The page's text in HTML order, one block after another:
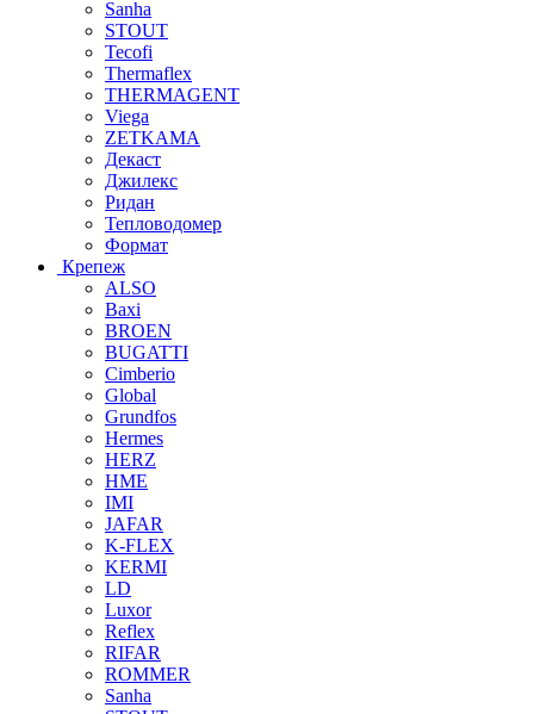
Sanha
STOUT
Tecofi
Thermaflex
THERMAGENT
Viega
ZETKAMA
Декаст
Джилекс
Ридан
Тепловодомер
Формат
Крепеж
ALSO
Baxi
BROEN
BUGATTI
Cimberio
Global
Grundfos
Hermes
HERZ
HME
IMI
JAFAR
K-FLEX
KERMI
LD
Luxor
Reflex
RIFAR
ROMMER
Sanha